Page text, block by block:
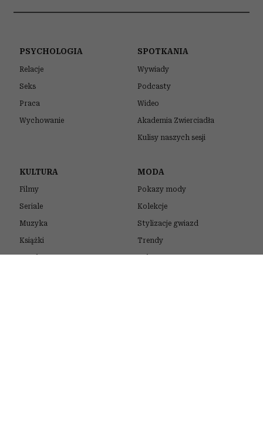
PSYCHOLOGIA
Relacje
Seks
Praca
Wychowanie
SPOTKANIA
Wywiady
Podcasty
Wideo
Akademia Zwierciadła
Kulisy naszych sesji
KULTURA
Filmy
Seriale
Muzyka
Książki
Sztuka
MODA
Pokazy mody
Kolekcje
Stylizacje gwiazd
Trendy
Zakupy